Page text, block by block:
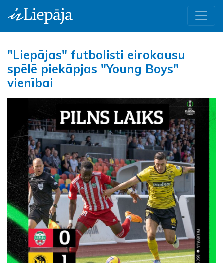
"Liepājas" futbolisti eirokausu
spēlē piekāpjas "Young Boys"
vienībai